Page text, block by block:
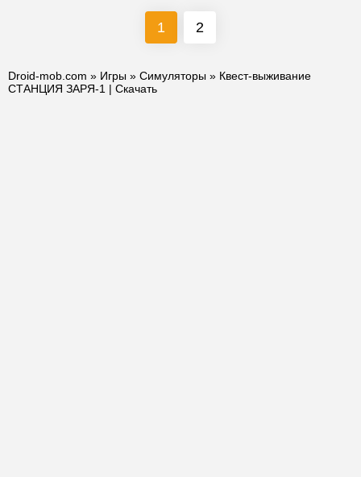
1 2
Droid-mob.com » Игры » Симуляторы » Квест-выживание
СТАНЦИЯ ЗАРЯ-1 | Скачать